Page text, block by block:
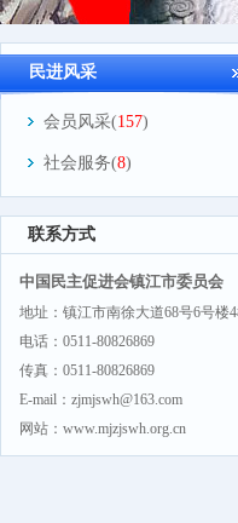
民进风采
会员风采(157)
社会服务(8)
联系方式
中国民主促进会镇江市委员会
地址：镇江市南徐大道68号6号楼
电话：0511-80826869
传真：0511-80826869
E-mail：zjmjswh@163.com
网站：www.mjzjswh.org.cn